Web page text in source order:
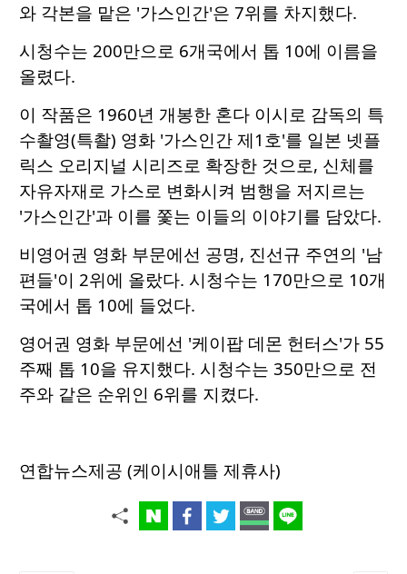
와 각본을 맡은 '가스인간'은 7위를 차지했다.
시청수는 200만으로 6개국에서 톱 10에 이름을
올렸다.
이 작품은 1960년 개봉한 혼다 이시로 감독의 특
수촬영(특촬) 영화 '가스인간 제1호'를 일본 넷플
릭스 오리지널 시리즈로 확장한 것으로, 신체를
자유자재로 가스로 변화시켜 범행을 저지르는
'가스인간'과 이를 쫓는 이들의 이야기를 담았다.
비영어권 영화 부문에선 공명, 진선규 주연의 '남
편들'이 2위에 올랐다. 시청수는 170만으로 10개
국에서 톱 10에 들었다.
영어권 영화 부문에선 '케이팝 데몬 헌터스'가 55
주째 톱 10을 유지했다. 시청수는 350만으로 전
주와 같은 순위인 6위를 지켰다.
연합뉴스제공 (케이시애틀 제휴사)